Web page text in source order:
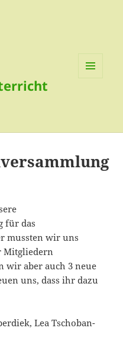
für das
mussten wir uns
Mitgliedern
wir aber auch 3 neue
uns, dass ihr dazu
Lea Tschoban-